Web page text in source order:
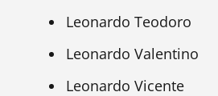
Leonardo Teodoro
Leonardo Valentino
Leonardo Vicente